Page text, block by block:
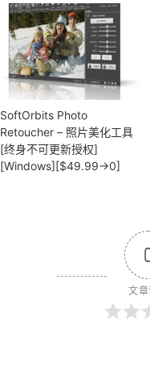
SoftOrbits Photo
Retoucher – 照片美化工具
[终身不可更新授权]
[Windows][$49.99→0]
文